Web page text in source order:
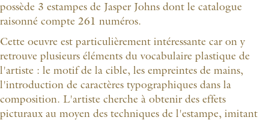
possède 3 estampes de Jasper Johns dont le catalogue
raisonné compte 261 numéros.
Cette oeuvre est particulièrement intéressante car on y
retrouve plusieurs éléments du vocabulaire plastique de
l'artiste : le motif de la cible, les empreintes de mains,
l'introduction de caractères typographiques dans la
composition. L'artiste cherche à obtenir des effets
picturaux au moyen des techniques de l'estampe, imitant